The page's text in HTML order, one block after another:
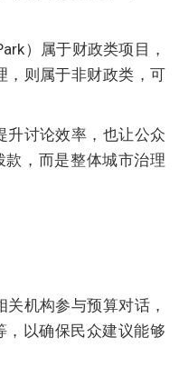
）属于财政类项目，
，则属于非财政类，可
升讨论效率，也让公众
款，而是整体城市治理
机构参与预算对话，
，以确保民众建议能够